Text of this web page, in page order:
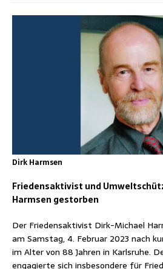
Dirk Harmsen
Friedensaktivist und
Harmsen gestorben
Der Friedensaktivist Dirk-Michael
am Samstag, 4. Februar 2023 nach
im Alter von 88 Jahren in Karlsruhe.
engagierte sich insbesondere für